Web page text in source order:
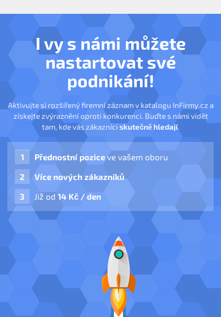
I vy s námi můžete
nastartovat své
podnikání!
Aktivujte si rozšířený firemní záznam v katalogu InFirmy.cz a
získejte zvýraznění oproti konkurenci. Buďte s námi vidět
tam, kde vás zákazníci skutečně hledají.
Přednostní poziceve vašem oboru
Více nových zákazníků
Již od 14 Kč / den